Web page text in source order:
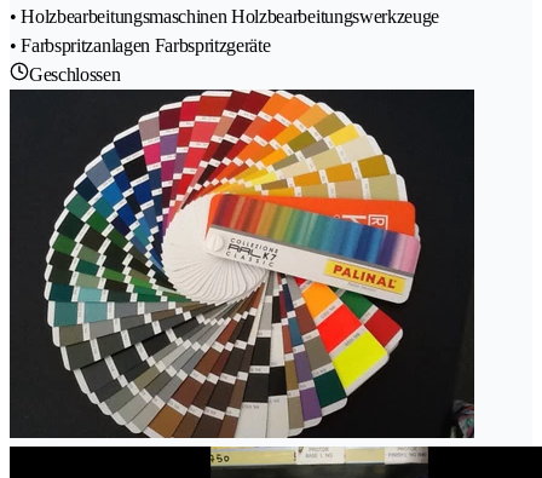
• Holzbearbeitungsmaschinen Holzbearbeitungswerkzeuge
• Farbspritzanlagen Farbspritzgeräte
Geschlossen